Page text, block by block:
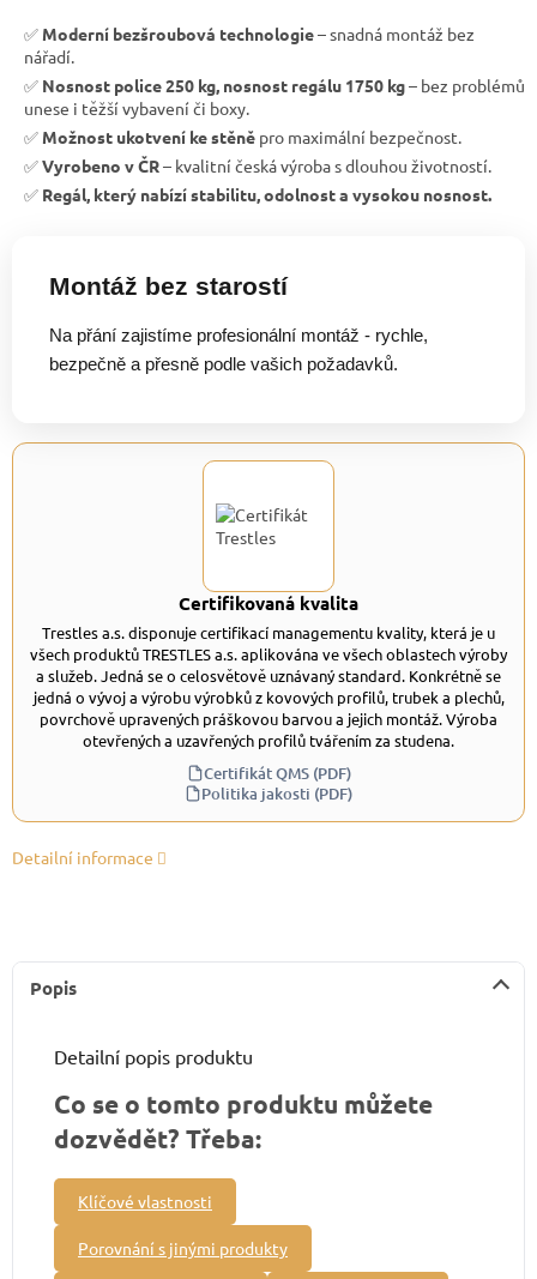
✅ Moderní bezšroubová technologie– snadná montáž bez
nářadí.
✅ Nosnost police 250 kg, nosnost regálu 1750 kg– bez problémů
unese i těžší vybavení či boxy.
✅ Možnost ukotvení ke stěně pro maximální bezpečnost.
✅Vyrobeno v ČR– kvalitní česká výroba s dlouhou životností.
✅ Regál, který nabízí stabilitu, odolnost a vysokou nosnost.
Montáž bez starostí
Na přání zajistíme profesionální montáž - rychle,
bezpečně a přesně podle vašich požadavků.
Certifikovaná kvalita
Trestles a.s. disponuje certifikací managementu kvality, která je u
všech produktů TRESTLES a.s. aplikována ve všech oblastech výroby
a služeb. Jedná se o celosvětově uznávaný standard. Konkrétně se
jedná o vývoj a výrobu výrobků z kovových profilů, trubek a plechů,
povrchově upravených práškovou barvou a jejich montáž. Výroba
otevřených a uzavřených profilů tvářením za studena.
Certifikát QMS (PDF)
Politika jakosti (PDF)
Detailní informace
Popis
Detailní popis produktu
Co se o tomto produktu můžete
dozvědět? Třeba:
Klíčové vlastnosti
Porovnání s jinými produkty